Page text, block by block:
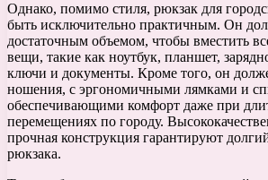
Однако, помимо стиля, рюкзак для
быть исключительно практичным. Он
достаточным объемом, чтобы вместить
вещи, такие как ноутбук, планшет,
ключи и документы. Кроме того, он
ношения, с эргономичными лямками и
обеспечивающими комфорт даже при
перемещениях по городу.
прочная конструкция гарантируют
рюкзака.